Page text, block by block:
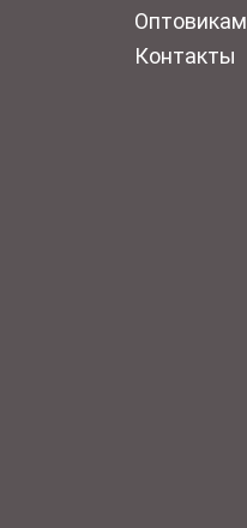
Оптовикам
Контакты